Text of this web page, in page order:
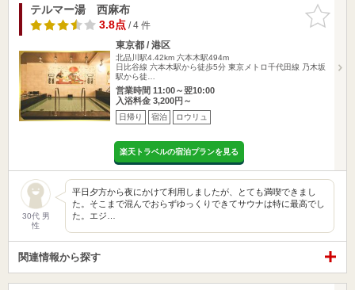
お気に入
りに追加
テルマー湯 西麻布
3.8点/ 4 件
東京都 / 港区
北品川駅4.42km 六本木駅494m
日比谷線 六本木駅から徒歩5分 東京メトロ千代田線 乃木坂
駅から徒…
営業時間 11:00～翌10:00
入浴料金 3,200円～
日帰り 宿泊 ロウリュ
楽天トラベルの宿泊プランを見る
30代 男
性
平日夕方から夜にかけて利用しましたが、とても満喫できまし
た。そこまで混んでおらずゆっくりできてサウナは特に最高でし
た。エジ…
関連情報から探す